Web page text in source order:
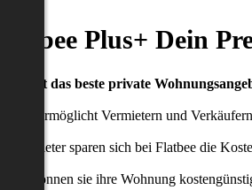
Plus+ Dein
willst das beste private
ermöglicht Vermietern und
Anbieter sparen sich bei Flatbee die
können sie ihre Wohnung